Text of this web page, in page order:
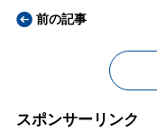
前の記事
スポンサーリンク